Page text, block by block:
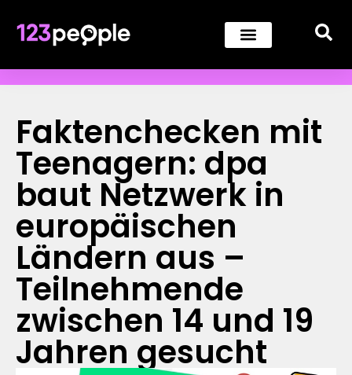
Faktenchecken mit
Teenagern: dpa
baut Netzwerk in
europäischen
Ländern aus –
Teilnehmende
zwischen 14 und 19
Jahren gesucht